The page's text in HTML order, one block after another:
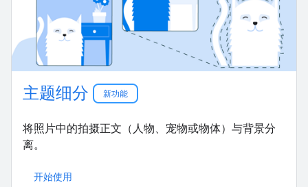
主题细分 新功能
将照片中的拍摄正文（人物、宠物或物体）与背景分
离。
开始使用